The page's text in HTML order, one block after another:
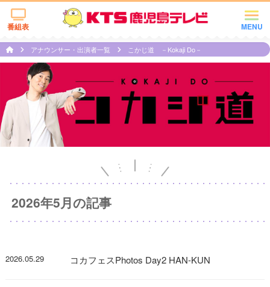
MENU
番組表
アナウンサー・出演者一覧 こかじ道 －Kokaji Do－
2026年5月の記事
2026.05.29 コカフェスPhotos Day2 HAN-KUN